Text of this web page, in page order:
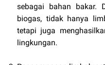
sebagai bahan bakar.
biogas, tidak hanya
tetapi juga
lingkungan.